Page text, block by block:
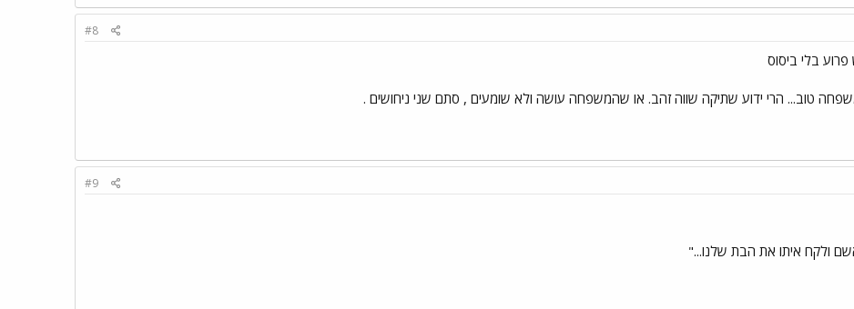
#8
בלי ביסוס
טוב... הרי ידוע שתיקה שווה זהב. או שהמשפחה עושה ולא שומעים , סתם שני ניחושים .
#9
ולקח איתו את הבת שלנו..."